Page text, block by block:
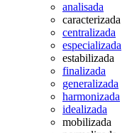
analisada
caracterizada
centralizada
especializada
estabilizada
finalizada
generalizada
harmonizada
idealizada
mobilizada